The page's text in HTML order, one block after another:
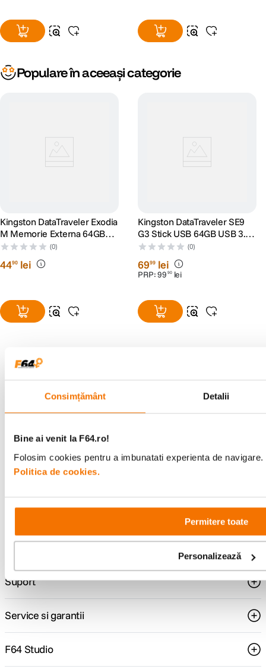
Consimțământ Detalii
Bine ai venit la F64.ro!
Folosim cookies pentru a imbunatati experienta de
Politica de cookies.
Permitere toate
Personalizează
Populare în aceeași categorie
Kingston DataTraveler Exodia
M Memorie Externa 64GB
USB 3.2
(0)
4490 lei
Kingston DataTraveler SE9
G3 Stick USB 64GB USB 3.2
Gen1 Metalic Auriu
(0)
6999 lei
PRP:99 90 lei
Alatura-te comunitatii creatorilor
Descopera inspiratie, recomandari utile,
ghiduri foto-video si oferte pregatite special
Suport
Service si garantii
F64 Studio